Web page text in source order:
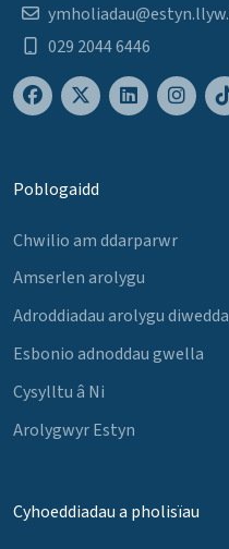
029 2044 6446
Poblogaidd
Chwilio am ddarparwr
Amserlen arolygu
Adroddiadau arolygu
Esbonio adnoddau gwella
Cysylltu â Ni
Arolygwyr Estyn
Cyhoeddiadau a pholisïau